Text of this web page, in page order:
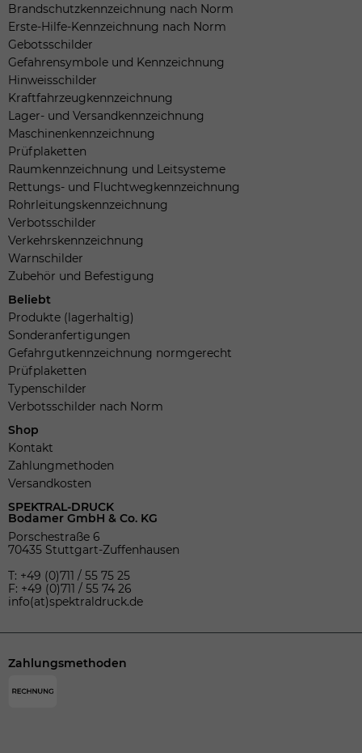
Brandschutzkennzeichnung nach Norm
Erste-Hilfe-Kennzeichnung nach Norm
Gebotsschilder
Gefahrensymbole und Kennzeichnung
Hinweisschilder
Kraftfahrzeugkennzeichnung
Lager- und Versandkennzeichnung
Maschinenkennzeichnung
Prüfplaketten
Raumkennzeichnung und Leitsysteme
Rettungs- und Fluchtwegkennzeichnung
Rohrleitungskennzeichnung
Verbotsschilder
Verkehrskennzeichnung
Warnschilder
Zubehör und Befestigung
Beliebt
Produkte (lagerhaltig)
Sonderanfertigungen
Gefahrgutkennzeichnung normgerecht
Prüfplaketten
Typenschilder
Verbotsschilder nach Norm
Shop
Kontakt
Zahlungmethoden
Versandkosten
SPEKTRAL-DRUCK
Bodamer GmbH & Co. KG
Porschestraße 6
70435 Stuttgart-Zuffenhausen
T: +49 (0)711 / 55 75 25
F: +49 (0)711 / 55 74 26
info(at)spektraldruck.de
Zahlungsmethoden